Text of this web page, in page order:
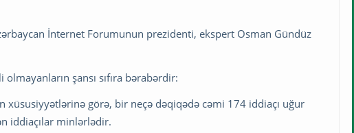
İnternet Forumunun prezidenti, ekspert Osman Gündüz
şansı sıfıra bərabərdir:
xüsusiyyətlərinə görə, bir neçə dəqiqədə cəmi 174 iddiaçı uğur
iddiaçılar minlərlədir.